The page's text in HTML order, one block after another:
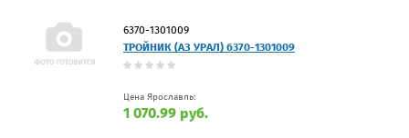
6370-1301009
ТРОЙНИК (АЗ УРАЛ) 6370-1301009
Цена Ярославль:
1 070.99 руб.